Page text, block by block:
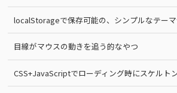
localStorageで保存可能の、シンプルなテー
目線がマウスの動きを追う的なやつ
CSS+JavaScriptでローディング時にスケルト